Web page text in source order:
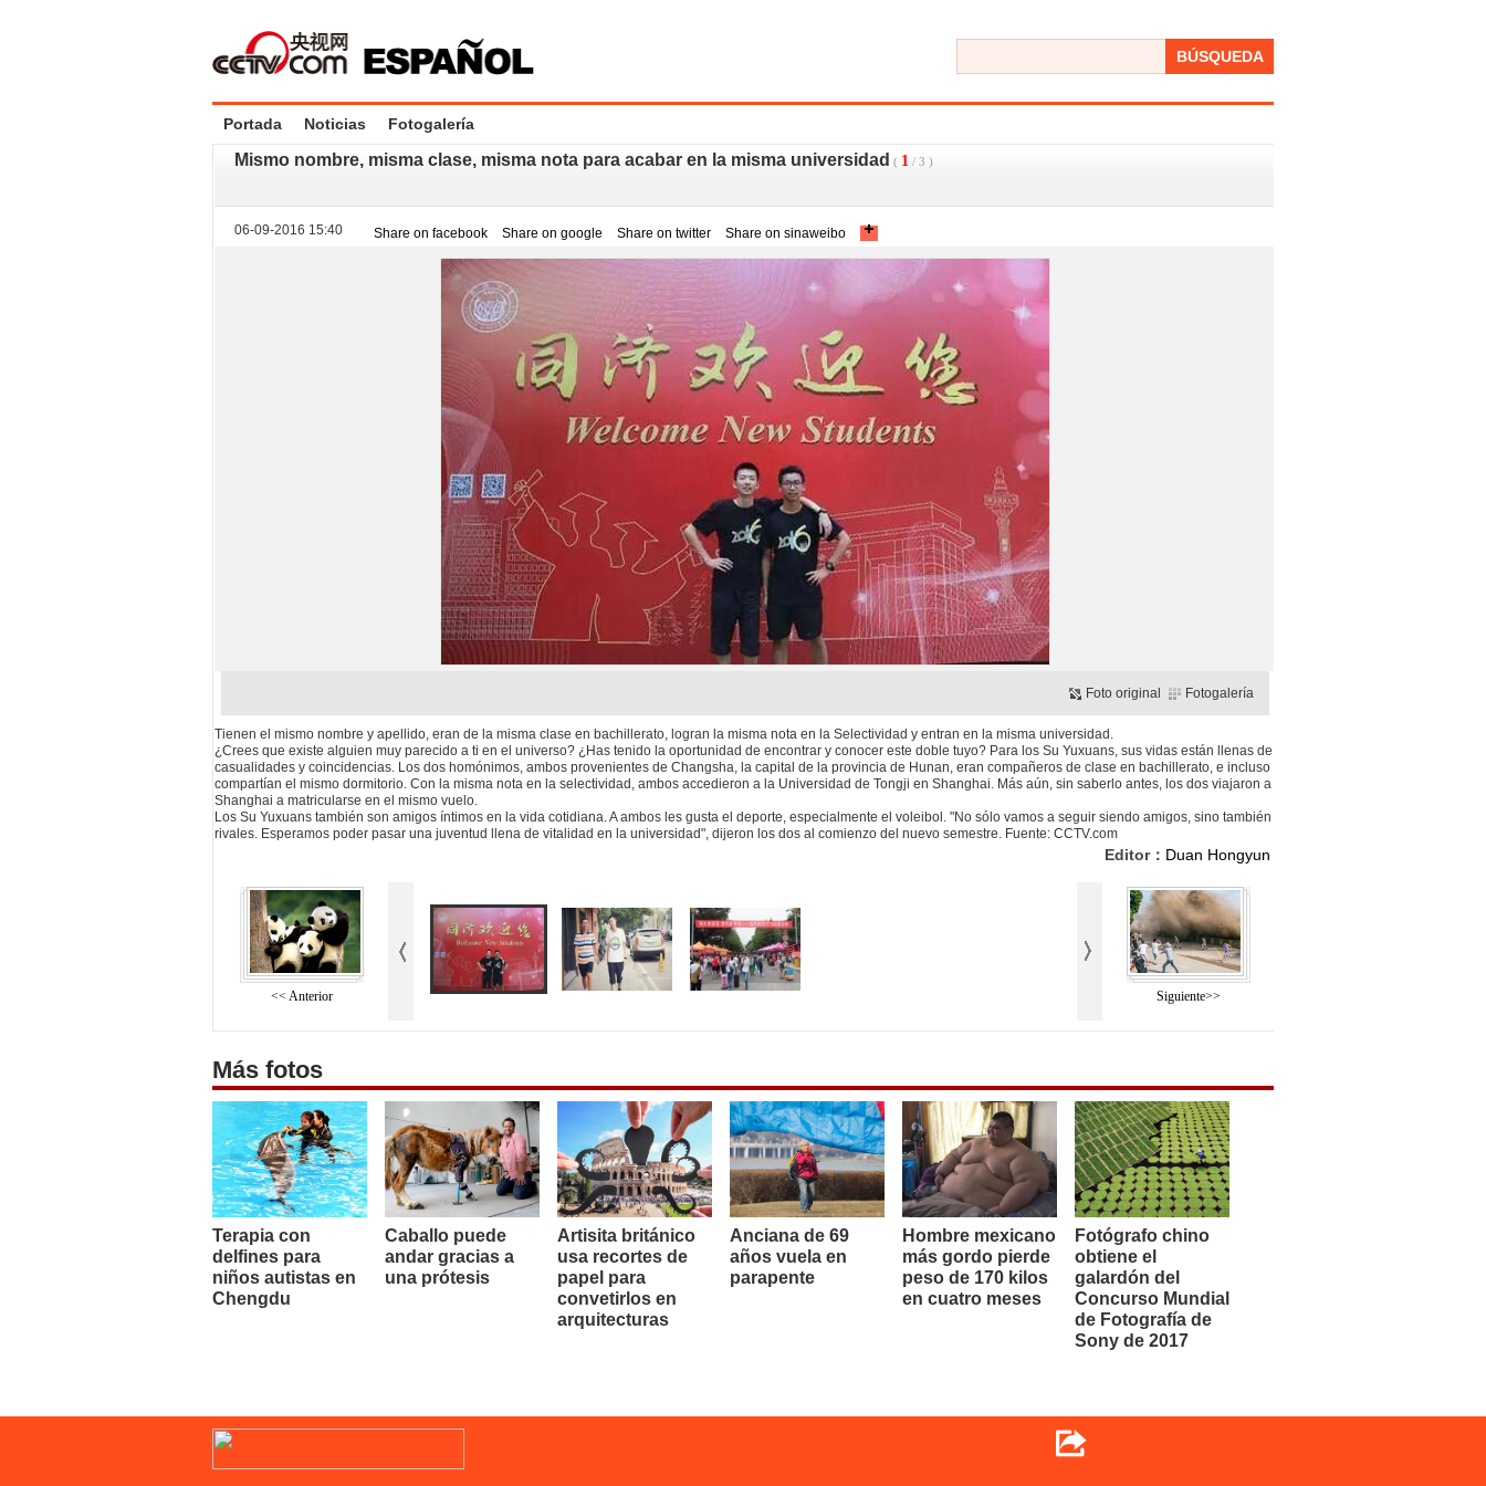
BÚSQUEDA
Portada Noticias Fotogalería
Mismo nombre, misma clase, misma nota para acabar en la misma universidad ( 1 / 3 )
06-09-2016 15:40 Share on facebook Share on google Share on twitter Share on sinaweibo
Foto original Fotogalería
Tienen el mismo nombre y apellido, eran de la misma clase en bachillerato, logran la misma nota en la Selectividad y entran en la misma universidad.
¿Crees que existe alguien muy parecido a ti en el universo? ¿Has tenido la oportunidad de encontrar y conocer este doble tuyo? Para los Su Yuxuans, sus vidas están llenas de
casualidades y coincidencias. Los dos homónimos, ambos provenientes de Changsha, la capital de la provincia de Hunan, eran compañeros de clase en bachillerato, e incluso
compartían el mismo dormitorio. Con la misma nota en la selectividad, ambos accedieron a la Universidad de Tongji en Shanghai. Más aún, sin saberlo antes, los dos viajaron a
Shanghai a matricularse en el mismo vuelo.
Los Su Yuxuans también son amigos íntimos en la vida cotidiana. A ambos les gusta el deporte, especialmente el voleibol. "No sólo vamos a seguir siendo amigos, sino también
rivales. Esperamos poder pasar una juventud llena de vitalidad en la universidad", dijeron los dos al comienzo del nuevo semestre. Fuente: CCTV.com
Editor： Duan Hongyun
<< Anterior Siguiente>>
Más fotos
Terapia con
delfines para
niños autistas en
Chengdu
Caballo puede
andar gracias a
una prótesis
Artisita británico
usa recortes de
papel para
convetirlos en
arquitecturas
Anciana de 69
años vuela en
parapente
Hombre mexicano
más gordo pierde
peso de 170 kilos
en cuatro meses
Fotógrafo chino
obtiene el
galardón del
Concurso Mundial
de Fotografía de
Sony de 2017